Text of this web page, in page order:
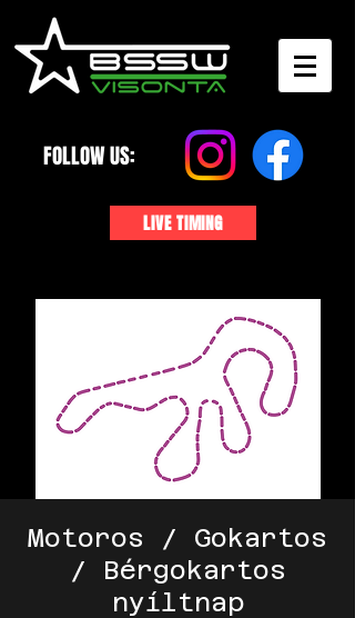
FOLLOW US:
LIVE TIMING
Motoros / Gokartos
/ Bérgokartos
nyíltnap